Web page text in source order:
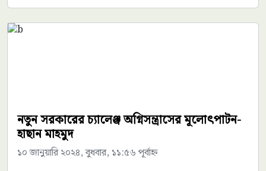
নতুন সরকারের চ্যালেঞ্জ অগ্নিসন্ত্রাসের মূলোৎপাটন-
হাছান মাহমুদ
১০ জানুয়ারি ২০২৪, বুধবার, ১১:৫৬ পূর্বাহ্ন